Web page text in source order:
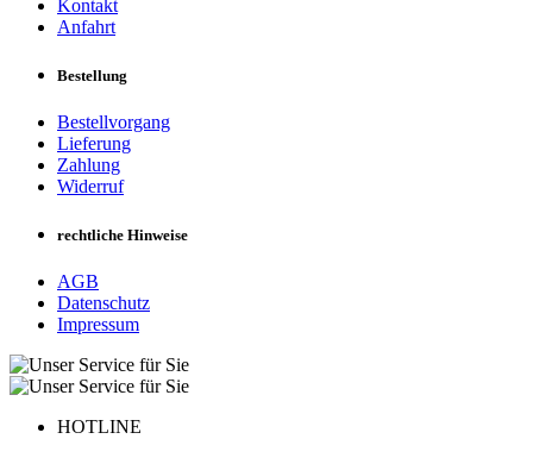
Kontakt
Anfahrt
Bestellung
Bestellvorgang
Lieferung
Zahlung
Widerruf
rechtliche Hinweise
AGB
Datenschutz
Impressum
HOTLINE